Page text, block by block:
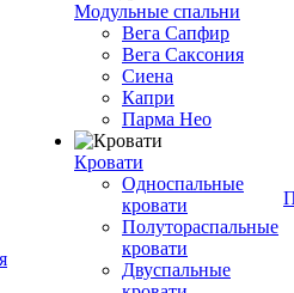
Модульные спальни
Вега Сапфир
Вега Саксония
Сиена
Капри
Парма Нео
Кровати
Односпальные
кровати
Полутораспальные
кровати
Двуспальные